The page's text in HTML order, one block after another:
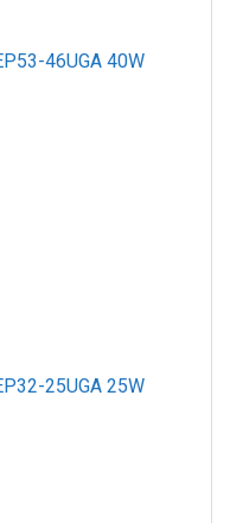
46UGA 40W
25UGA 25W